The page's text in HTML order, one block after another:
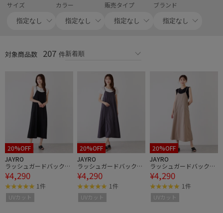
サイズ カラー 販売タイプ ブランド
対象商品数 207 件
20%OFF
JAYRO
ラッシュガードバックリ
ボンワンピース
¥4,290
1件
UVカット
20%OFF
JAYRO
ラッシュガードバックリ
ボンワンピース
¥4,290
1件
UVカット
20%OFF
JAYRO
ラッシュガードバックリ
ボンワンピース
¥4,290
1件
UVカット